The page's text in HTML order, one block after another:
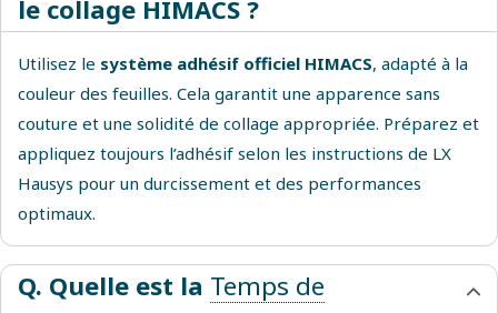
le collage HIMACS ?
Utilisez le système adhésif officiel HIMACS, adapté à la
couleur des feuilles. Cela garantit une apparence sans
couture et une solidité de collage appropriée. Préparez et
appliquez toujours l’adhésif selon les instructions de LX
Hausys pour un durcissement et des performances
optimaux.
Q. Quelle est la Temps de